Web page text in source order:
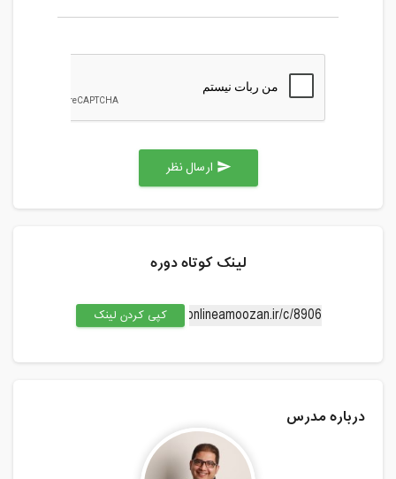
send
لینک کوتاه دوره
کپی کردن لینک
درباره مدرس